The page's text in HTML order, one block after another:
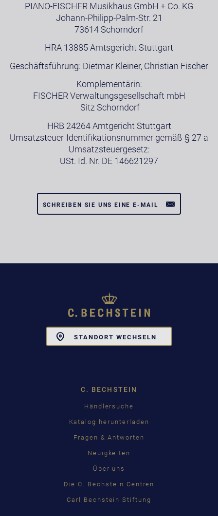
PIANO-FISCHER Musikhaus GmbH + Co. KG
Johann-Philipp-Palm-Str. 21
73614 Schorndorf
HRA 13885 Amtsgericht Stuttgart
Geschäftsführung: Dietmar Kleiner, Christian Fischer
Komplementärin:
FISCHER Verwaltungsgesellschaft mbH
Sitz Schorndorf
HRB 24264 Amtgericht Stuttgart
Umsatzsteuer-Identifikationsnummer gemäß § 27 a
Umsatzsteuergesetz:
USt. Id. Nr. DE 146621297
SCHREIBEN SIE UNS EINE E-MAIL
STANDORT WECHSELN
C. BECHSTEIN
Händlersuche
Katalog herunterladen
Fragen & Antworten
Neuigkeiten
Über uns
Die C. Bechstein Centren
Carl Bechstein Stiftung